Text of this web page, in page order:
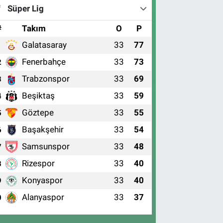
Süper Lig
Takım O P
Galatasaray 33 77
Fenerbahçe 33 73
Trabzonspor 33 69
Beşiktaş 33 59
Göztepe 33 55
Başakşehir 33 54
Samsunspor 33 48
Rizespor 33 40
Konyaspor 33 40
Alanyaspor 33 37